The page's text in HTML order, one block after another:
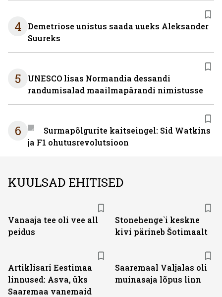
4
Demetriose unistus saada uueks Aleksander
Suureks
5
UNESCO lisas Normandia dessandi
randumisalad maailmapärandi nimistusse
6
Surmapõlgurite kaitseingel: Sid Watkins
ja F1 ohutusrevolutsioon
KUULSAD EHITISED
Vanaaja tee oli vee all
peidus
Stonehenge`i keskne
kivi pärineb Šotimaalt
Artiklisari Eestimaa
linnused: Asva, üks
Saaremaa vanemaid
Saaremaal Valjalas oli
muinasaja lõpus linn